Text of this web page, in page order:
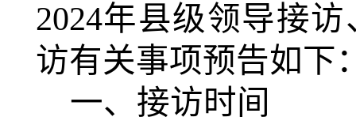
2024年县级领导接
访有关事项预告如下
一、接访时间